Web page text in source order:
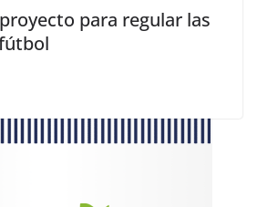
para regular las